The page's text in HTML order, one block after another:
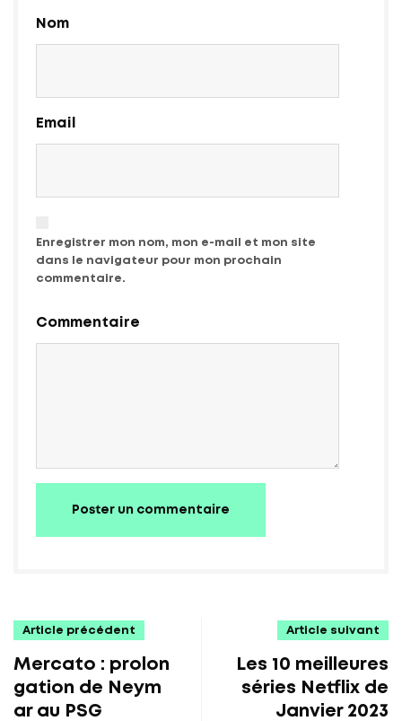
Nom
Email
Enregistrer mon nom, mon e-mail et mon site
dans le navigateur pour mon prochain
commentaire.
Commentaire
Poster un commentaire
Article précédent
Mercato : prolon
gation de Neym
ar au PSG
Article suivant
Les 10 meilleures
séries Netflix de
Janvier 2023